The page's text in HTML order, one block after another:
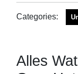
Categories:
Alles